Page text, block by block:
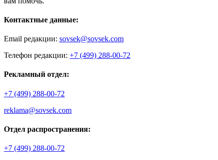
Контактные данные:
Email редакции: sovsek@sovsek.com
Телефон редакции: +7 (499) 288-00-72
Рекламный отдел:
+7 (499) 288-00-72
reklama@sovsek.com
Отдел распространения:
+7 (499) 288-00-72